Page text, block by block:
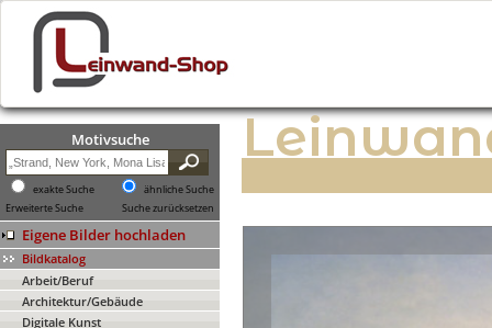
Motivsuche
exakte Suche
ähnliche Suche
Erweiterte Suche
Suche zurücksetzen
Eigene Bilder hochladen
Bildkatalog
Arbeit/Beruf
Architektur/Gebäude
Digitale Kunst